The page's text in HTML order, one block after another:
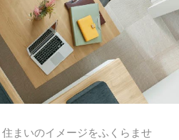
住まいのイメージをふくらませ